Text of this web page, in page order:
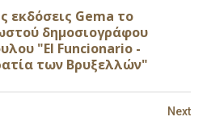
εκδόσεις Gema το
δημοσιογράφου
"El Funcionario -
των Βρυξελλών"
Next